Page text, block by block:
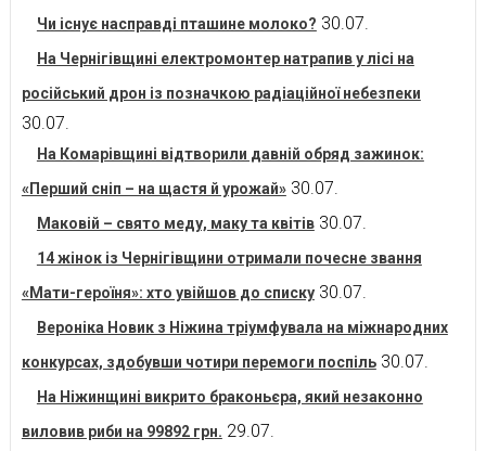
Чи існує насправді пташине молоко? 30.07.
На Чернігівщині електромонтер натрапив у лісі на
російський дрон із позначкою радіаційної небезпеки
30.07.
На Комарівщині відтворили давній обряд зажинок:
«Перший сніп – на щастя й урожай» 30.07.
Маковій – свято меду, маку та квітів 30.07.
14 жінок із Чернігівщини отримали почесне звання
«Мати-героїня»: хто увійшов до списку 30.07.
Вероніка Новик з Ніжина тріумфувала на міжнародних
конкурсах, здобувши чотири перемоги поспіль 30.07.
На Ніжинщині викрито браконьєра, який незаконно
виловив риби на 99892 грн. 29.07.